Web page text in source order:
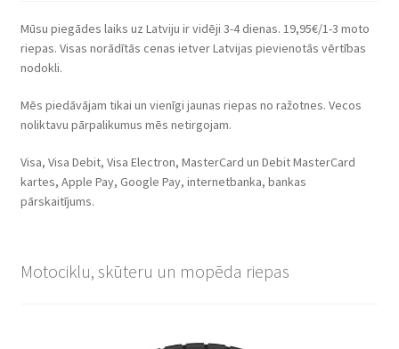
Mūsu piegādes laiks uz Latviju ir vidēji 3-4 dienas. 19,95€/1-3 moto
riepas. Visas norādītās cenas ietver Latvijas pievienotās vērtības
nodokli.
Mēs piedāvājam tikai un vienīgi jaunas riepas no ražotnes. Vecos
noliktavu pārpalikumus mēs netirgojam.
Visa, Visa Debit, Visa Electron, MasterCard un Debit MasterCard
kartes, Apple Pay, Google Pay, internetbanka, bankas
pārskaitījums.
Motociklu, skūteru un mopēda riepas